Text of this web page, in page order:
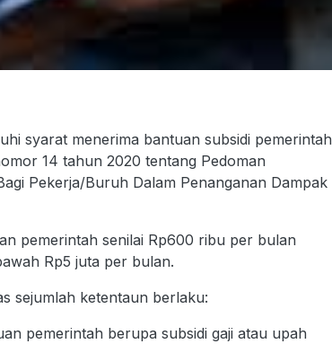
syarat menerima bantuan subsidi pemerintah
14 tahun 2020 tentang Pedoman
Pekerja/Buruh Dalam Penanganan Dampak
pemerintah senilai Rp600 ribu per bulan
Rp5 juta per bulan.
sejumlah ketentaun berlaku:
pemerintah berupa subsidi gaji atau upah